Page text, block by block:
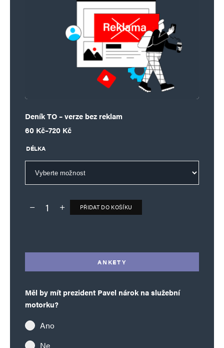
Deník TO – verze bez reklam
60 Kč–720 Kč
Rozpětí cen: 60 Kč až 720 Kč
DÉLKA
Deník TO – verze bez reklam množství
PŘIDAT DO KOŠÍKU
ANKETY
Měl by mít prezident Pavel nárok na služební
motorku?
Ano
Ne